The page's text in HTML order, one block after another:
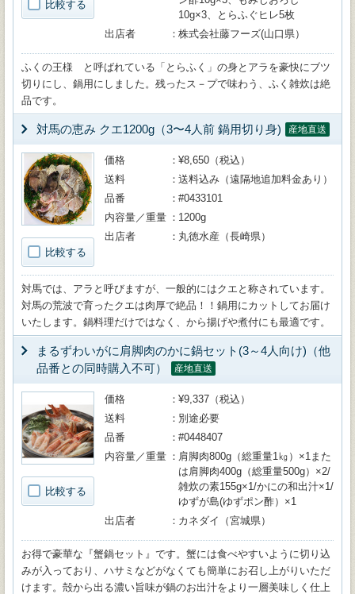
比較する
10g×3、とらふぐヒレ5枚
出店者
株式会社藤フーズ(山口県）
ふくの王様 と呼ばれている「とらふく」の身とアラを豪快にブツ
切りにし、鍋用にしました。残ったス－プで味わう、ふく雑炊は絶
品です。
対馬の恵み クエ1200g（3〜4人前 鍋用切り身) 産地直送
比較する
価格
¥8,650（税込）
送料
送料込み（遠隔地追加料金あり）
品番
#0433101
内容量／重量
1200g
出店者
丸徳水産（長崎県）
対馬では、アラと呼びますが、一般的にはクエと称されています。
対馬の荒波で育ったクエは肉厚で絶品！！鍋用にカットしてお届け
いたします。鍋料理だけではなく、から揚げや煮付にも最適です。
まるずわいがに肩脚肉のかに鍋セット(3～4人向け)（他
品番との同時購入不可）
産地直送
比較する
価格
¥9,337（税込）
送料
別途必要
品番
#0448407
内容量／重量
肩脚肉800g（総重量1㎏）×1また
は肩脚肉400g（総重量500g）×2/
雑炊の素155g×1/かにの和出汁×1/
ゆずが島(ゆずポン酢）×1
出店者
カネダイ（宮城県）
お得で豪華な『蟹鍋セット』です。蟹には食べやすいように切り込
みが入っており、ハサミなどがなくても簡単にお召し上がりいただ
けます。殻から出る濃い旨味が鍋のお出汁をより一層美味しく仕上